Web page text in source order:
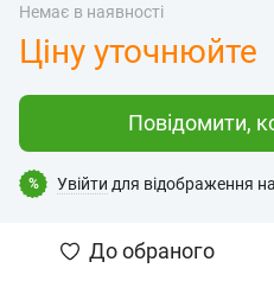
Немає в наявності
Ціну уточнюйте
Повідомити,
% Увійти для відображення
До обраного